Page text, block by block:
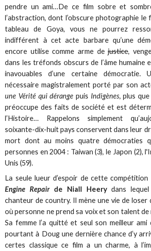
pendre un ami…De ce film sobre et
l’abstraction, dont l’obscure photographie le
tableau de Goya, vous ne pourrez
indifférent à cet acte barbare qu’une
encore utilise comme arme dejustice,
dans les tréfonds obscurs de l’âme humaine
inavouables d’une certaine
nécessaire magistralement porté par son
une Vérité qui dérange puis Indigènes, plus
préoccupe des faits de société et est
l’Histoire… Rappelons simplement
soixante-dix-huit pays conservent dans leur
mort dont au moins quatre démocraties
personnes en 2004 : Taiwan (3), le Japon (2),
Unis (59).
La seule lueur d’espoir de cette
Engine Repair de Niall Heerydans lequel
chanteur de country. Il mène une vie de loser
où personne ne prend sa voix et son talent de
Sa femme l’a quitté et seul son meilleur
pourtant à Doug une dernière chance d’y
certes classique ce film a un charme, à